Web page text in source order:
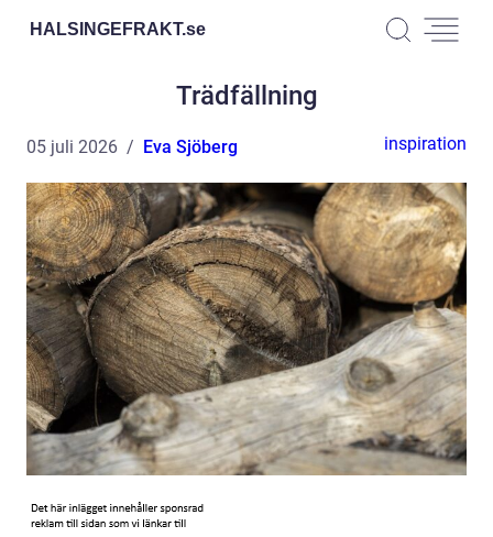
HALSINGEFRAKT.se
Trädfällning
05 juli 2026 Eva Sjöberg inspiration